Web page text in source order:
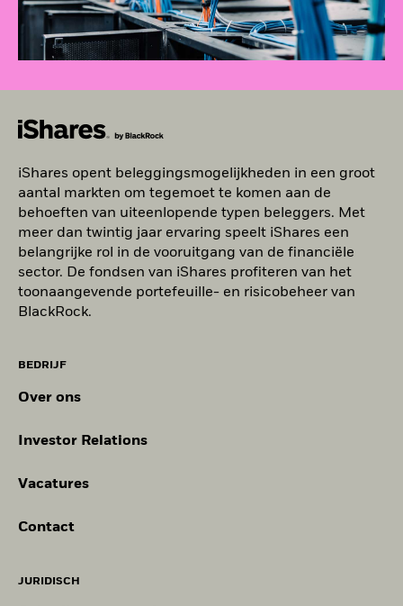
iShares opent beleggingsmogelijkheden in een groot
aantal markten om tegemoet te komen aan de
behoeften van uiteenlopende typen beleggers. Met
meer dan twintig jaar ervaring speelt iShares een
belangrijke rol in de vooruitgang van de financiële
sector. De fondsen van iShares profiteren van het
toonaangevende portefeuille- en risicobeheer van
BlackRock.
BEDRIJF
Over ons
Investor Relations
Vacatures
Contact
JURIDISCH